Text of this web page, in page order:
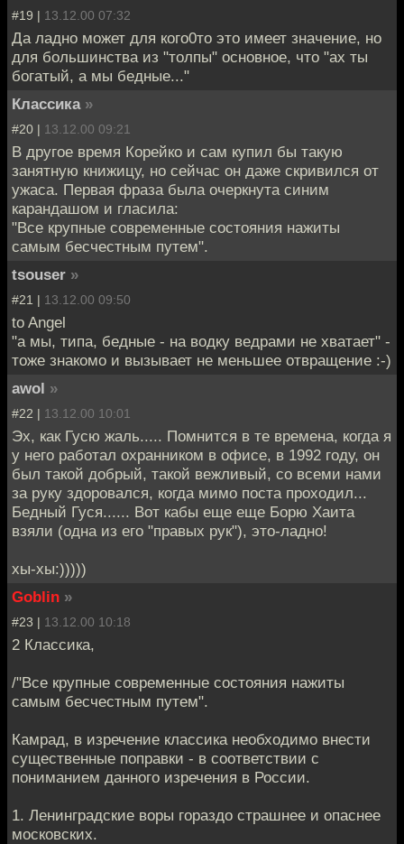
#19 | 13.12.00 07:32
Да ладно может для кого0то это имеет значение, но
для большинства из "толпы" основное, что "ах ты
богатый, а мы бедные..."
Классика »
#20 | 13.12.00 09:21
В другое время Корейко и сам купил бы такую
занятную книжицу, но сейчас он даже скривился от
ужаса. Первая фраза была очеркнута синим
карандашом и гласила:
"Все крупные современные состояния нажиты
самым бесчестным путем".
tsouser »
#21 | 13.12.00 09:50
to Angel
"а мы, типа, бедные - на водку ведрами не хватает" -
тоже знакомо и вызывает не меньшее отвращение :-)
awol »
#22 | 13.12.00 10:01
Эх, как Гусю жаль..... Помнится в те времена, когда я
у него работал охранником в офисе, в 1992 году, он
был такой добрый, такой вежливый, со всеми нами
за руку здоровался, когда мимо поста проходил...
Бедный Гуся...... Вот кабы еще еще Борю Хаита
взяли (одна из его "правых рук"), это-ладно!
хы-хы:)))))
Goblin »
#23 | 13.12.00 10:18
2 Классика,
/"Все крупные современные состояния нажиты
самым бесчестным путем".
Камрад, в изречение классика необходимо внести
существенные поправки - в соответствии с
пониманием данного изречения в России.
1. Ленинградские воры гораздо страшнее и опаснее
московских.